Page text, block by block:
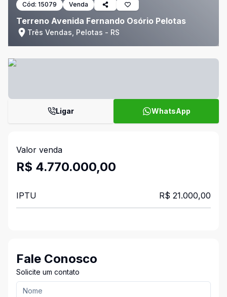
Cód: 15079 Venda
Terreno Avenida Fernando Osório Pelotas
Três Vendas, Pelotas - RS
Ligar WhatsApp
Valor venda
R$ 4.770.000,00
IPTU R$ 21.000,00
Fale Conosco
Solicite um contato